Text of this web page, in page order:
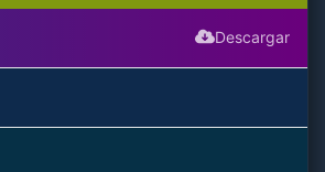
Descargar